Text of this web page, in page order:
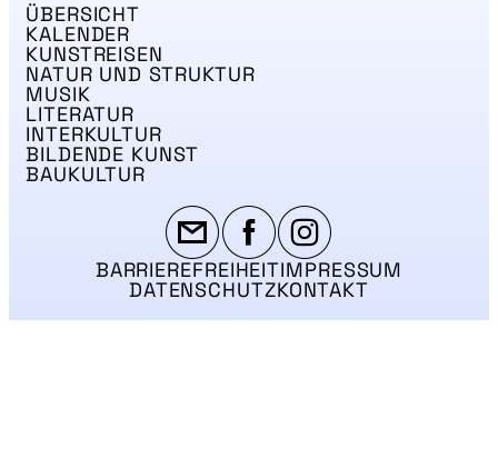
ÜBERSICHT
KALENDER
KUNSTREISEN
NATUR UND STRUKTUR
MUSIK
LITERATUR
INTERKULTUR
BILDENDE KUNST
BAUKULTUR
BARRIEREFREIHEITIMPRESSUM
DATENSCHUTZKONTAKT